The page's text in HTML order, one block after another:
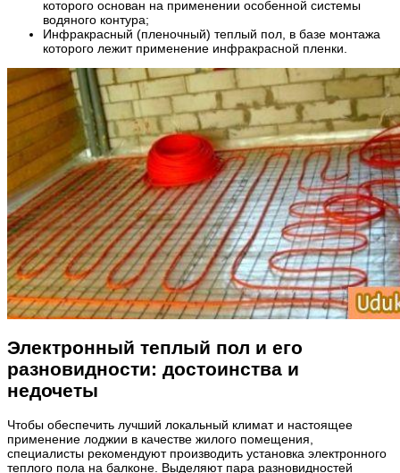
которого основан на применении особенной системы
водяного контура;
Инфракрасный (пленочный) теплый пол, в базе монтажа
которого лежит применение инфракрасной пленки.
Электронный теплый пол и его
разновидности: достоинства и
недочеты
Чтобы обеспечить лучший локальный климат и настоящее
применение лоджии в качестве жилого помещения,
специалисты рекомендуют производить установка электронного
теплого пола на балконе. Выделяют пара разновидностей